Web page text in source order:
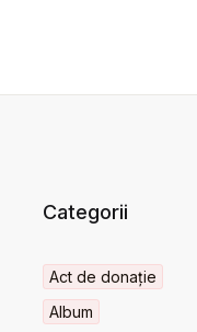
Categorii
Act de donație
Album